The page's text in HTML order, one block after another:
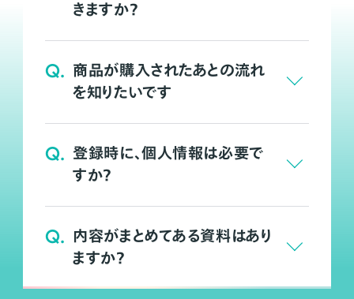
きますか？
Q. 商品が購入されたあとの流れ
を知りたいです
Q. 登録時に、個人情報は必要で
すか？
Q. 内容がまとめてある資料はあり
ますか？